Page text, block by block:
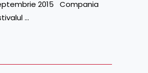
2015 Compania
…